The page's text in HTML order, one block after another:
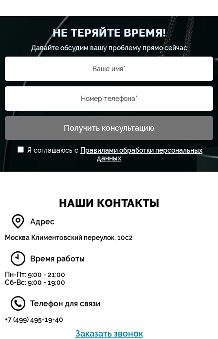
НЕ ТЕРЯЙТЕ ВРЕМЯ!
Давайте обсудим вашу проблему прямо сейчас
Ваше имя*
Номер телефона*
Получить консультацию
Я соглашаюсь с Правилами обработки персональных
данных
НАШИ КОНТАКТЫ
Адрес
Москва Климентовский переулок, 10с2
Время работы
Пн-Пт: 9:00 - 21:00
Сб-Вс: 9:00 - 19:00
Телефон для связи
+7 (499) 495-19-40
Заказать звонок